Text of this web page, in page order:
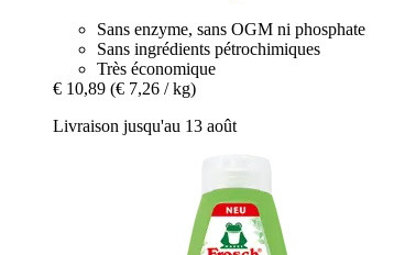
Sans enzyme, sans OGM ni phosphate
Sans ingrédients pétrochimiques
Très économique
€ 10,89 (€ 7,26 / kg)
Livraison jusqu'au 13 août